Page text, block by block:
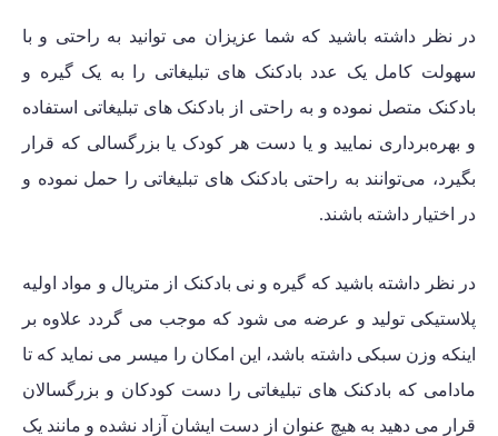
در نظر داشته باشید که شما عزیزان می توانید به راحتی و با
سهولت کامل یک عدد بادکنک های تبلیغاتی را به یک گیره و
بادکنک متصل نموده و به راحتی از بادکنک های تبلیغاتی استفاده
و بهره‌برداری نمایید و یا دست هر کودک یا بزرگسالی که قرار
بگیرد، می‌توانند به راحتی بادکنک های تبلیغاتی را حمل نموده و
در اختیار داشته باشند.
در نظر داشته باشید که گیره و نی بادکنک از متریال و مواد اولیه
پلاستیکی تولید و عرضه می شود که موجب می گردد علاوه بر
اینکه وزن سبکی داشته باشد، این امکان را میسر می نماید که تا
مادامی که بادکنک های تبلیغاتی را دست کودکان و بزرگسالان
قرار می دهید به هیچ عنوان از دست ایشان آزاد نشده و مانند یک